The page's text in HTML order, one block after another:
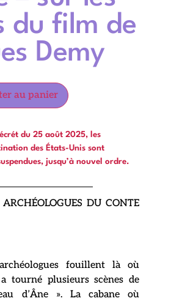
du film de
Demy
au panier
du 25 août 2025, les
des États-Unis sont
jusqu’à nouvel ordre.
ARCHÉOLOGUES DU CONTE
fouillent là où
tourné plusieurs scènes de
d’Âne ». La cabane où